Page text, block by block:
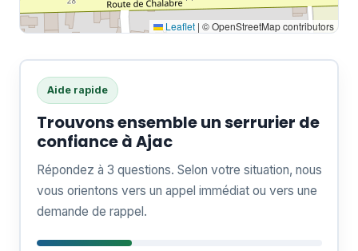
Leaflet | © OpenStreetMap contributors
Aide rapide
Trouvons ensemble un serrurier de
confiance à Ajac
Répondez à 3 questions. Selon votre situation, nous
vous orientons vers un appel immédiat ou vers une
demande de rappel.